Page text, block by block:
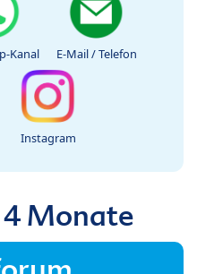
Kanal E-Mail / Telefon
Instagram
Monate